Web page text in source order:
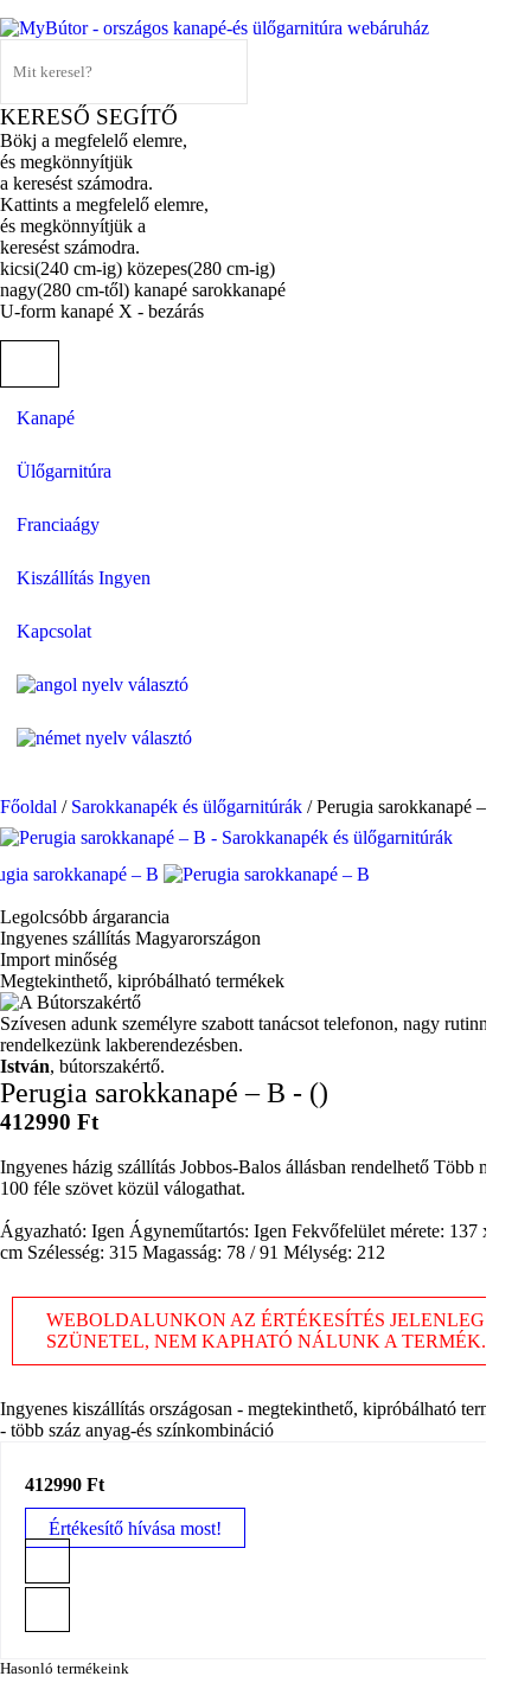
KERESŐ SEGÍTŐ
Bökj a megfelelő elemre,
és megkönnyítjük
a keresést számodra.
Kattints a megfelelő elemre,
és megkönnyítjük a
keresést számodra.
kicsi(240 cm-ig) közepes(280 cm-ig)
nagy(280 cm-től) kanapé sarokkanapé
U-form kanapé X - bezárás
Kanapé
Ülőgarnitúra
Franciaágy
Kiszállítás Ingyen
Kapcsolat
Főoldal / Sarokkanapék és ülőgarnitúrák /Perugia sarokkanapé – B - ()
Legolcsóbb árgarancia
Ingyenes szállítás Magyarországon
Import minőség
Megtekinthető, kipróbálható termékek
Szívesen adunk személyre szabott tanácsot telefonon, nagy rutinnal
rendelkezünk lakberendezésben.
István, bútorszakértő.
Perugia sarokkanapé – B - ()
412990 Ft
Ingyenes házig szállítás Jobbos-Balos állásban rendelhető Több mint
100 féle szövet közül válogathat.
Ágyazható: Igen Ágyneműtartós: Igen Fekvőfelület mérete: 137 x 248
cm Szélesség: 315 Magasság: 78 / 91 Mélység: 212
WEBOLDALUNKON AZ ÉRTÉKESÍTÉS JELENLEG
SZÜNETEL, NEM KAPHATÓ NÁLUNK A TERMÉK.
Ingyenes kiszállítás országosan - megtekinthető, kipróbálható termékek
- több száz anyag-és színkombináció
412990 Ft
Értékesítő hívása most!
Hasonló termékeink